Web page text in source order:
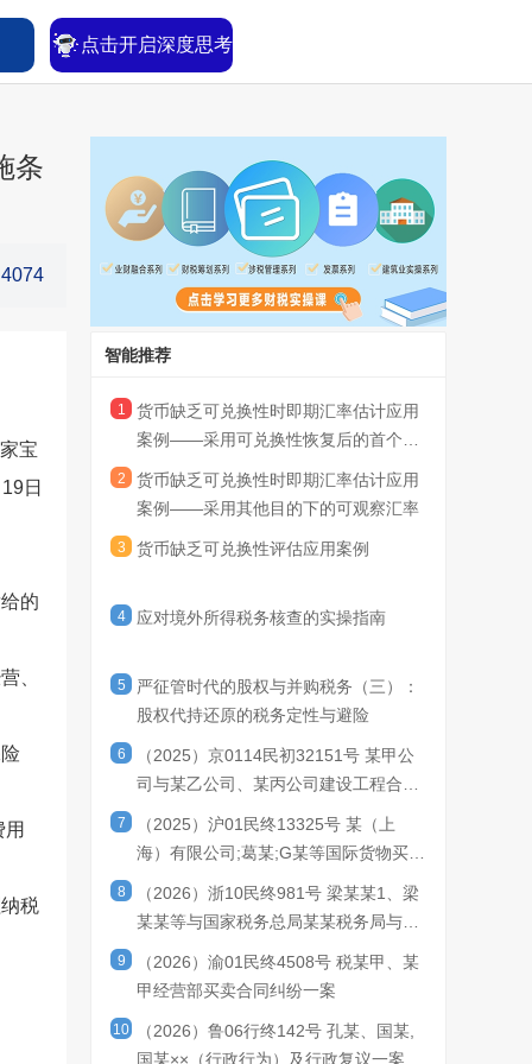
点击开启深度思考
条
4074
宝
日
的
、
税
智能推荐
1
货币缺乏可兑换性时即期汇率估计应用
案例——采用可兑换性恢复后的首个汇
率
2
货币缺乏可兑换性时即期汇率估计应用
案例——采用其他目的下的可观察汇率
3 货币缺乏可兑换性评估应用案例
4 应对境外所得税务核查的实操指南
5
严征管时代的股权与并购税务（三）：
股权代持还原的税务定性与避险
6
（2025）京0114民初32151号 某甲公
司与某乙公司、某丙公司建设工程合同
纠纷一审民事判决书
7
（2025）沪01民终13325号 某（上
海）有限公司;葛某;G某等国际货物买卖
合同纠纷二审民事判决书
8
（2026）浙10民终981号 梁某某1、梁
某某等与国家税务总局某某税务局与郭
某某与阮某某3二审民事判决书
9
（2026）渝01民终4508号 税某甲、某
甲经营部买卖合同纠纷一案
10
（2026）鲁06行终142号 孔某、国某,
国某××（行政行为）及行政复议一案